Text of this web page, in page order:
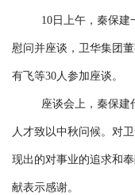
10日上午，秦保
慰问并座谈，卫华集团
有飞等30人参加座谈。
座谈会上，秦保建
人才致以中秋问候。对
现出的对事业的追求和
献表示感谢。